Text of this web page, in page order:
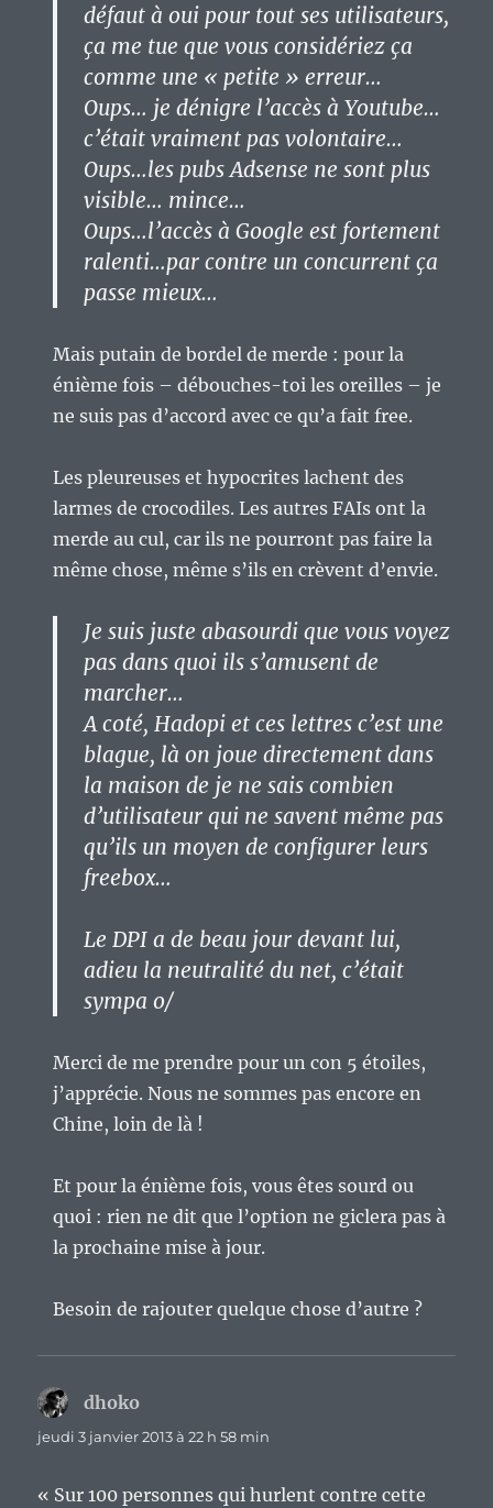
défaut à oui pour tout ses utilisateurs,
ça me tue que vous considériez ça
comme une « petite » erreur…
Oups… je dénigre l’accès à Youtube…
c’était vraiment pas volontaire…
Oups…les pubs Adsense ne sont plus
visible… mince…
Oups…l’accès à Google est fortement
ralenti…par contre un concurrent ça
passe mieux…
Mais putain de bordel de merde : pour la
énième fois – débouches-toi les oreilles – je
ne suis pas d’accord avec ce qu’a fait free.
Les pleureuses et hypocrites lachent des
larmes de crocodiles. Les autres FAIs ont la
merde au cul, car ils ne pourront pas faire la
même chose, même s’ils en crèvent d’envie.
Je suis juste abasourdi que vous voyez
pas dans quoi ils s’amusent de
marcher…
A coté, Hadopi et ces lettres c’est une
blague, là on joue directement dans
la maison de je ne sais combien
d’utilisateur qui ne savent même pas
qu’ils un moyen de configurer leurs
freebox…
Le DPI a de beau jour devant lui,
adieu la neutralité du net, c’était
sympa o/
Merci de me prendre pour un con 5 étoiles,
j’apprécie. Nous ne sommes pas encore en
Chine, loin de là !
Et pour la énième fois, vous êtes sourd ou
quoi : rien ne dit que l’option ne giclera pas à
la prochaine mise à jour.
Besoin de rajouter quelque chose d’autre ?
dhoko
jeudi 3 janvier 2013 à 22 h 58 min
« Sur 100 personnes qui hurlent contre cette